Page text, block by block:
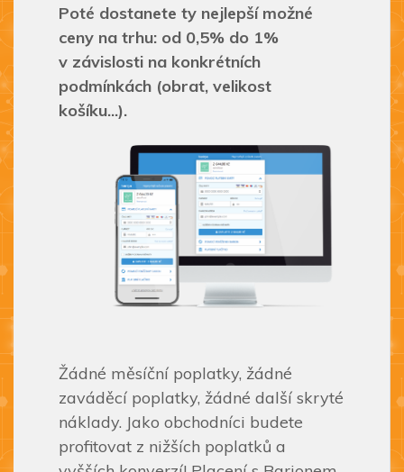
Poté dostanete ty nejlepší možné
ceny na trhu: od 0,5% do 1%
v závislosti na konkrétních
podmínkách (obrat, velikost
košíku...).
Žádné měsíční poplatky, žádné
zaváděcí poplatky, žádné další skryté
náklady. Jako obchodníci budete
profitovat z nižších poplatků a